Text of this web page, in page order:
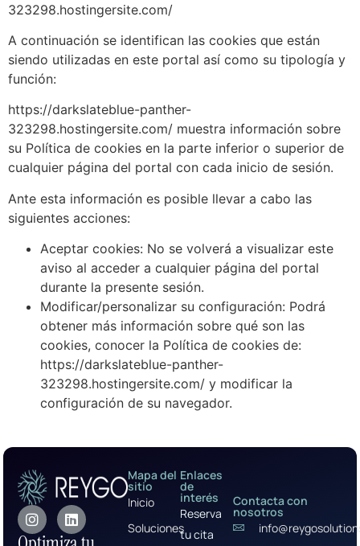
323298.hostingersite.com/
A continuación se identifican las cookies que están
siendo utilizadas en este portal así como su tipología y
función:
https://darkslateblue-panther-
323298.hostingersite.com/ muestra información sobre
su Política de cookies en la parte inferior o superior de
cualquier página del portal con cada inicio de sesión.
Ante esta información es posible llevar a cabo las
siguientes acciones:
Aceptar cookies: No se volverá a visualizar este
aviso al acceder a cualquier página del portal
durante la presente sesión.
Modificar/personalizar su configuración: Podrá
obtener más información sobre qué son las
cookies, conocer la Política de cookies de:
https://darkslateblue-panther-
323298.hostingersite.com/ y modificar la
configuración de su navegador.
Mapa del
sitio
Inicio
Soluciones
Enlaces
de
interés
Reserva
tu cita
Contacta con
nosotros